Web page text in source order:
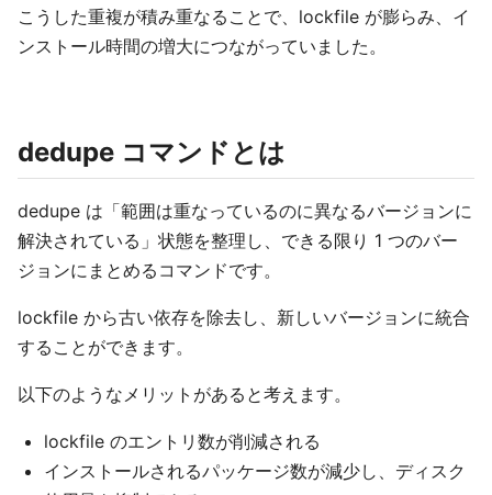
こうした重複が積み重なることで、lockfile が膨らみ、イ
ンストール時間の増大につながっていました。
dedupe コマンドとは
dedupe は「範囲は重なっているのに異なるバージョンに
解決されている」状態を整理し、できる限り 1 つのバー
ジョンにまとめるコマンドです。
lockfile から古い依存を除去し、新しいバージョンに統合
することができます。
以下のようなメリットがあると考えます。
lockfile のエントリ数が削減される
インストールされるパッケージ数が減少し、ディスク